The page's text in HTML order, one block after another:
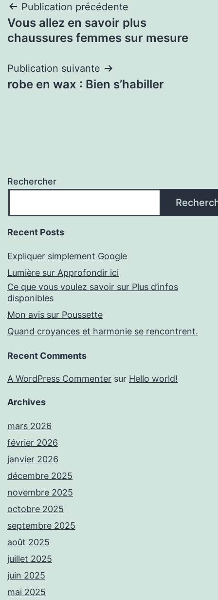
Navigation
de
Publication précédente
Vous allez en savoir plus
chaussures femmes sur mesure
Publication suivante
robe en wax : Bien s’habiller
Rechercher
Recent Posts
Expliquer simplement Google
Lumière sur Approfondir ici
Ce que vous voulez savoir sur Plus d’infos
disponibles
Mon avis sur Poussette
Quand croyances et harmonie se rencontrent.
Recent Comments
A WordPress Commenter sur Hello world!
Archives
mars 2026
février 2026
janvier 2026
décembre 2025
novembre 2025
octobre 2025
septembre 2025
août 2025
juillet 2025
juin 2025
mai 2025